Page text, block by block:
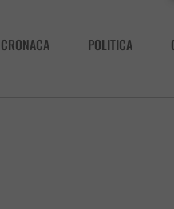
CRONACA POLITICA